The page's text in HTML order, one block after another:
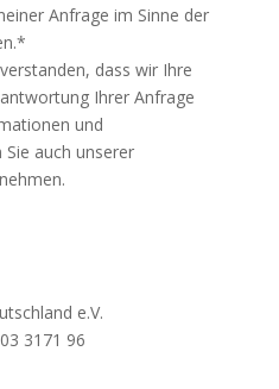
Anfrage im Sinne der
*
dass wir Ihre
Ihrer Anfrage
und
auch unserer
e.V.
3171 96